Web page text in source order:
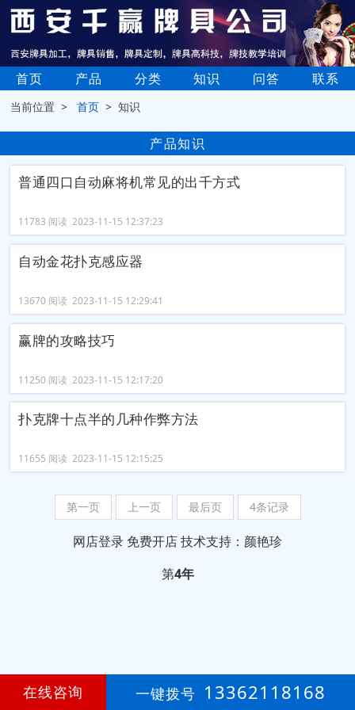
首页 产品 分类 知识 问答 联系
当前位置 >首页 > 知识
产品知识
普通四口自动麻将机常见的出千方式
11783 阅读 2023-11-15 12:37:23
自动金花扑克感应器
13670 阅读 2023-11-15 12:29:41
赢牌的攻略技巧
11250 阅读 2023-11-15 12:17:20
扑克牌十点半的几种作弊方法
11655 阅读 2023-11-15 12:15:25
第一页 上一页 最后页 4条记录
网店登录 免费开店技术支持：颜艳珍
第4年
在线咨询 一键拨号 13362118168